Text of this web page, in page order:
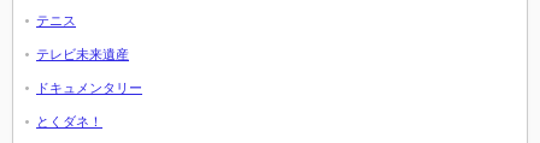
テニス
テレビ未来遺産
ドキュメンタリー
とくダネ！